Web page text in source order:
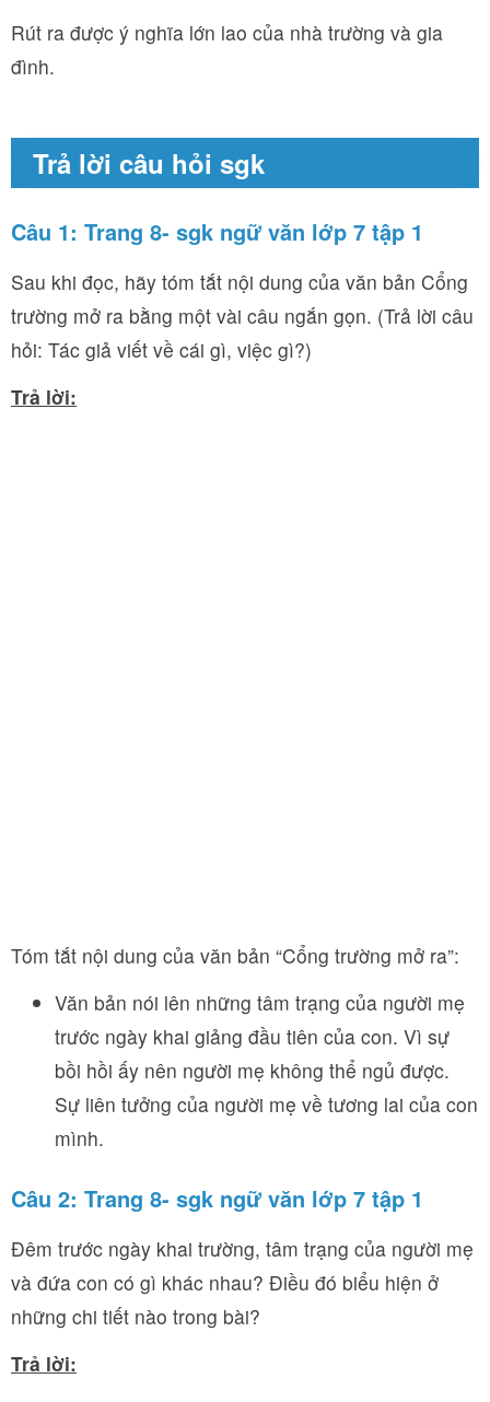
Rút ra được ý nghĩa lớn lao của nhà trường và gia
đình.
Trả lời câu hỏi sgk
Câu 1: Trang 8- sgk ngữ văn lớp 7 tập 1
Sau khi đọc, hãy tóm tắt nội dung của văn bản Cổng
trường mở ra bằng một vài câu ngắn gọn. (Trả lời câu
hỏi: Tác giả viết về cái gì, việc gì?)
Trả lời:
Tóm tắt nội dung của văn bản “Cổng trường mở ra”:
Văn bản nói lên những tâm trạng của người mẹ
trước ngày khai giảng đầu tiên của con. Vì sự
bồi hồi ấy nên người mẹ không thể ngủ được.
Sự liên tưởng của người mẹ về tương lai của con
mình.
Câu 2: Trang 8- sgk ngữ văn lớp 7 tập 1
Đêm trước ngày khai trường, tâm trạng của người mẹ
và đứa con có gì khác nhau? Điều đó biểu hiện ở
những chi tiết nào trong bài?
Trả lời: